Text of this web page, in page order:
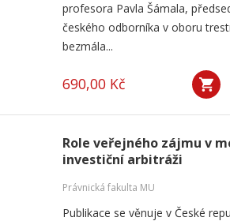
profesora Pavla Šámala,
českého odborníka v oboru
bezmála...
690,00 Kč
Role veřejného zájmu v
investiční arbitráži
Právnická fakulta MU
Publikace se věnuje v České